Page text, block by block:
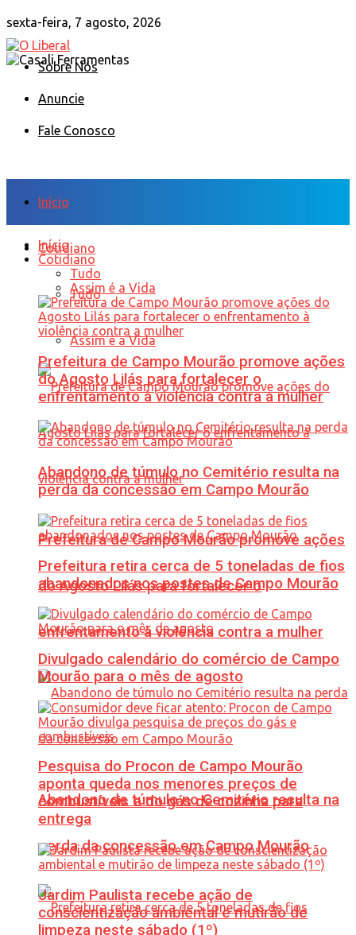
sexta-feira, 7 agosto, 2026
Sobre Nós
Anuncie
Fale Conosco
Início
Cotidiano
Tudo
Assim é a Vida
Prefeitura de Campo Mourão promove ações
do Agosto Lilás para fortalecer o
enfrentamento à violência contra a mulher
Abandono de túmulo no Cemitério resulta na
perda da concessão em Campo Mourão
Início
Cotidiano
Tudo
Assim é a Vida
Prefeitura de Campo Mourão promove ações
do Agosto Lilás para fortalecer o
enfrentamento à violência contra a mulher
Abandono de túmulo no Cemitério resulta na
perda da concessão em Campo Mourão
Prefeitura retira cerca de 5 toneladas de fios
abandonados nos postes de Campo Mourão
Divulgado calendário do comércio de Campo
Mourão para o mês de agosto
Pesquisa do Procon de Campo Mourão
aponta queda nos menores preços de
combustíveis e do gás de cozinha para
entrega
Jardim Paulista recebe ação de
conscientização ambiental e mutirão de
limpeza neste sábado (1º)